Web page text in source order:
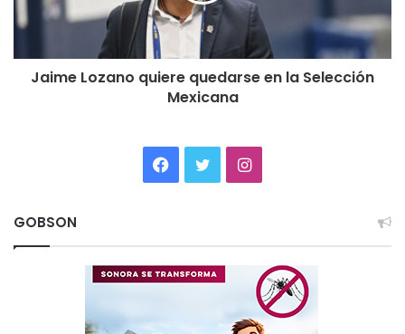
Jaime Lozano quiere quedarse en la Selección
Mexicana
Facebook
TwitterInstagram
GOBSON